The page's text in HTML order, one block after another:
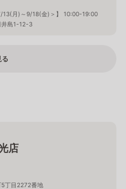
13(月)～9/18(金)＞】 10:00-19:00
井島1-12-3
る
店
5丁目2272番地